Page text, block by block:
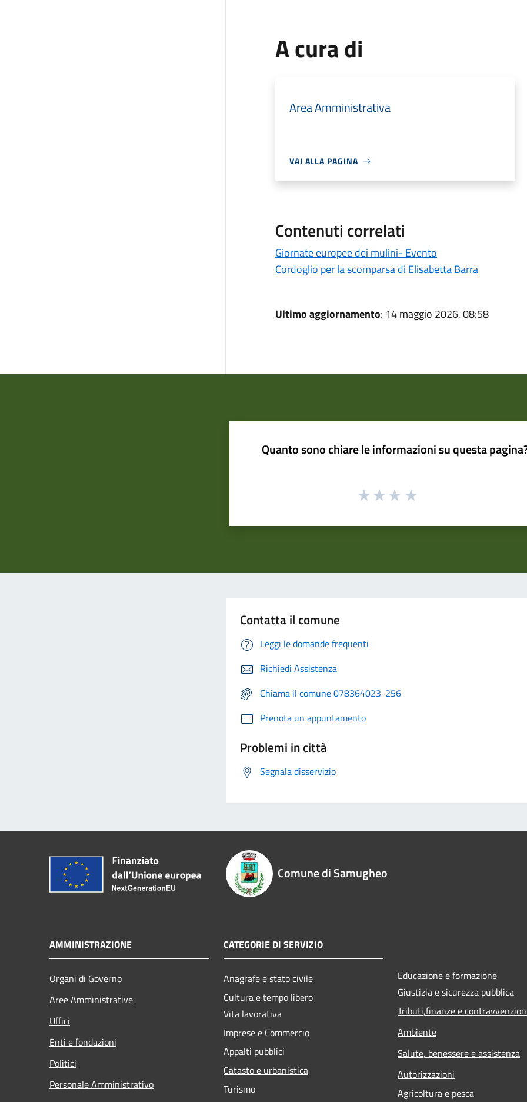
A cura di
Area Amministrativa
VAI ALLA PAGINA
Contenuti correlati
Giornate europee dei mulini- Evento
Cordoglio per la scomparsa di Elisabetta Barra
Ultimo aggiornamento: 14 maggio 2026, 08:58
Quanto sono chiare le informazioni su questa
Contatta il comune
Leggi le domande frequenti
Richiedi Assistenza
Chiama il comune 078364023-256
Prenota un appuntamento
Problemi in città
Segnala disservizio
Comune di Samugheo
AMMINISTRAZIONE
Organi di Governo
Aree Amministrative
Uffici
Enti e fondazioni
Politici
Personale Amministrativo
CATEGORIE DI SERVIZIO
Anagrafe e stato civile
Cultura e tempo libero
Vita lavorativa
Imprese e Commercio
Appalti pubblici
Catasto e urbanistica
Turismo
Educazione e formazione
Giustizia e sicurezza pubblica
Tributi,finanze e
Ambiente
Salute, benessere e assistenza
Autorizzazioni
Agricoltura e pesca